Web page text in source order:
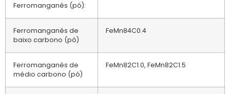
Ferromanganês (pó):
Ferromanganês de
baixo carbono (pó)
FeMn84C0.4
Ferromanganês de
médio carbono (pó)
FeMn82C1.0, FeMn82C1.5